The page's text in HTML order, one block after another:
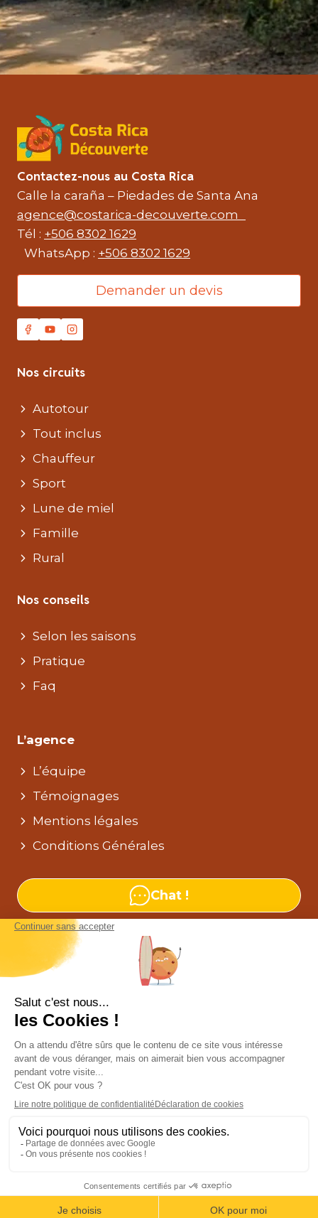
Contactez-nous au Costa Rica
Calle la caraña – Piedades de Santa Ana
agence@costarica-decouverte.com
Tél : +506 8302 1629
WhatsApp : +506 8302 1629
Demander un devis
Nos circuits
Autotour
Tout inclus
Chauffeur
Sport
Lune de miel
Famille
Rural
Nos conseils
Selon les saisons
Pratique
Faq
L’agence
L’équipe
Témoignages
Mentions légales
Conditions Générales
Chat !
Nos agences